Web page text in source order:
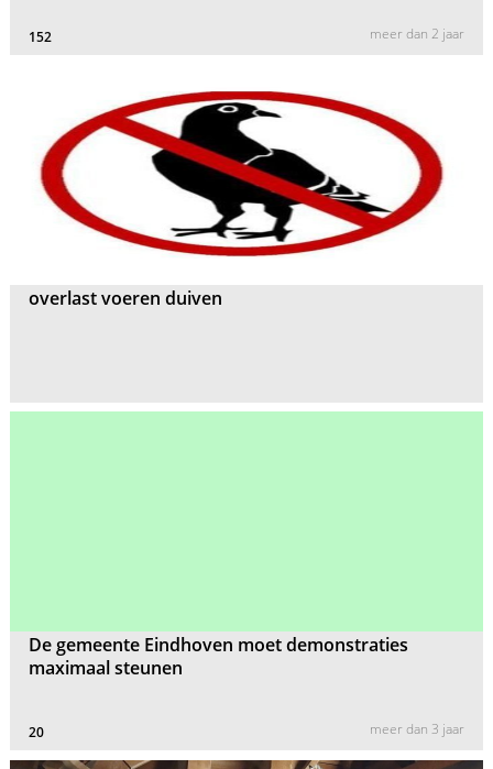
152 meer dan 2 jaar
overlast voeren duiven
De gemeente Eindhoven moet demonstraties
maximaal steunen
20 meer dan 3 jaar